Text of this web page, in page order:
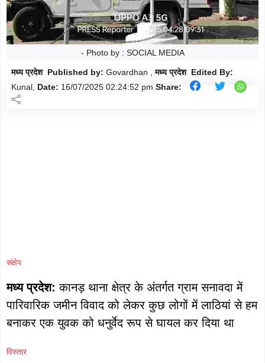
ताज़ा-
ख़बरें
Follow
- Photo by : SOCIAL MEDIA
मध्य प्रदेश Published by: Govardhan ,
मध्य प्रदेश Edited By:
Kunal, Date: 16/07/2025 02:24:52 pm Share:
संक्षेप
मध्य प्रदेश: कानड़ थाना क्षेत्र के अंतर्गत ग्राम सनावदा में
पारिवारिक जमीन विवाद को लेकर कुछ लोगों में लाठियां से हम
बनाकर एक युवक को धनुर्वेद रूप से घायल कर दिया था
विस्तार